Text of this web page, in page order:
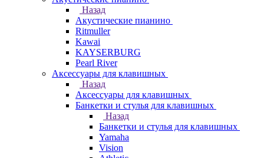
Назад
Акустические пианино
Ritmuller
Kawai
KAYSERBURG
Pearl River
Аксессуары для клавишных
Назад
Аксессуары для клавишных
Банкетки и стулья для клавишных
Назад
Банкетки и стулья для клавишных
Yamaha
Vision